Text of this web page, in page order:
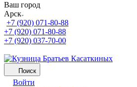
Ваш город
Арск
+7 (920) 071-80-88
+7 (920) 071-80-88
+7 (920) 037-70-00
Поиск
Войти